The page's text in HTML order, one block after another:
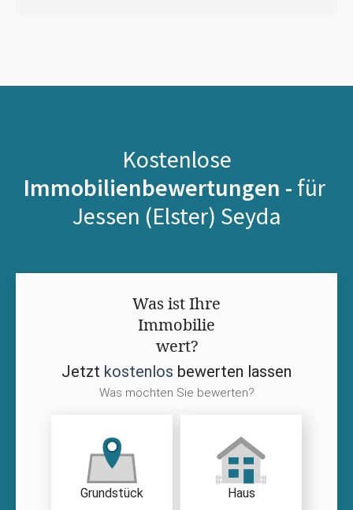
Kostenlose
Immobilienbewertungen - für
Jessen (Elster) Seyda
Was ist Ihre
Immobilie
wert?
Jetzt kostenlos bewerten lassen
Was möchten Sie bewerten?
Grundstück Haus